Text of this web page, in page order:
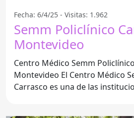
Fecha: 6/4/25 - Visitas: 1.962
Semm Policlínico
Montevideo
Centro Médico Semm
Montevideo El Centro Médico Semm Policlínico
Carrasco es una de las